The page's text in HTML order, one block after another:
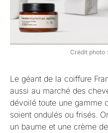
Crédit photo
Le géant de la coiffure
aussi au marché des
dévoilé toute une gamme
soient ondulés ou frisés.
un baume et une crème